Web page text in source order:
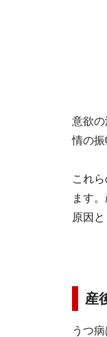
意欲
情の
これ
ます
原因
産
うつ